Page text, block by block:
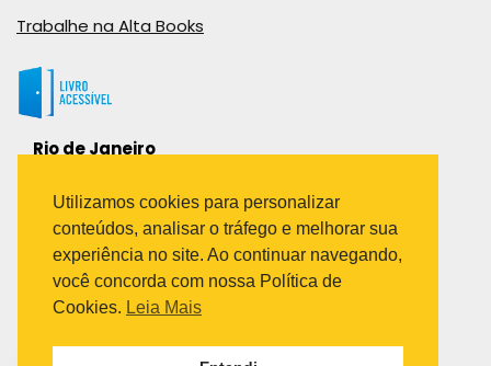
Trabalhe na Alta Books
Rio de Janeiro
Bairro Industrial do Jacaré
Rio de Janeiro – RJ – CEP: 20970-031
Telefone:
(21) 3278-8069
(21) 3995-7512
Utilizamos cookies para personalizar
conteúdos, analisar o tráfego e melhorar sua
experiência no site. Ao continuar navegando,
você concorda com nossa Política de
Cookies. Leia Mais